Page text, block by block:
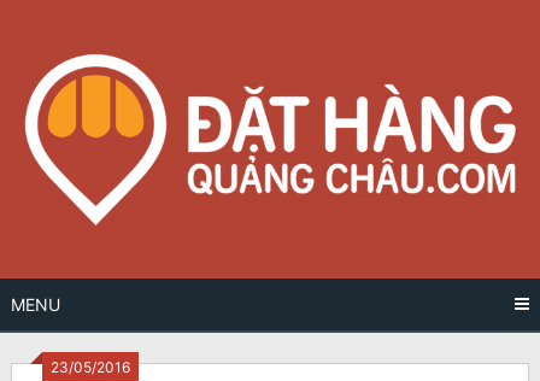
content
MENU
23/05/2016